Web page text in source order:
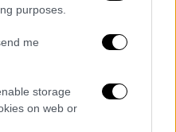
purposes.
me
storage
on web or
τραγούδια «από
του κόσμου»